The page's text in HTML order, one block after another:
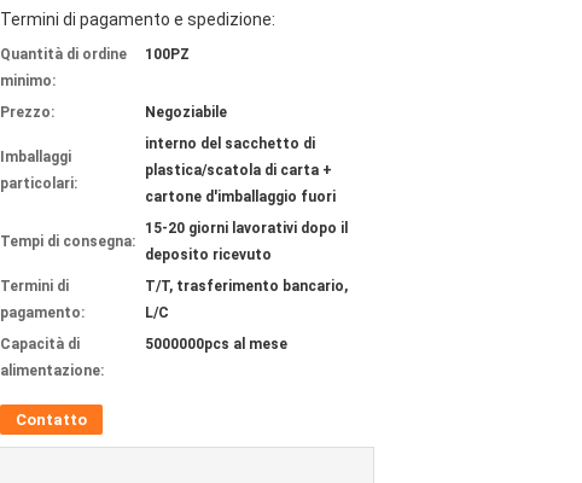
Termini di pagamento e spedizione:
Quantità di ordine
minimo:
100PZ
Prezzo: Negoziabile
Imballaggi
particolari:
interno del sacchetto di
plastica/scatola di carta +
cartone d'imballaggio fuori
Tempi di consegna:
15-20 giorni lavorativi dopo il
deposito ricevuto
Termini di
pagamento:
T/T, trasferimento bancario,
L/C
Capacità di
alimentazione:
5000000pcs al mese
Contatto